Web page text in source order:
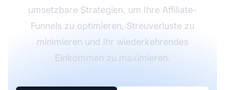
umsetzbare Strategien, um Ihre Affiliate-
Funnels zu optimieren, Streuverluste zu
minimieren und Ihr wiederkehrendes
Einkommen zu maximieren.